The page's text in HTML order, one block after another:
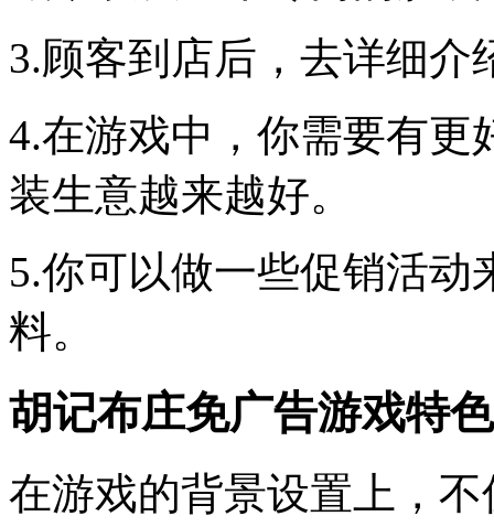
3.顾客到店后，去详细介
4.在游戏中，你需要有更
装生意越来越好。
5.你可以做一些促销活
料。
胡记布庄免广告游戏特
在游戏的背景设置上，